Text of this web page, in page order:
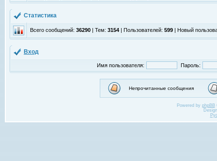
Статистика
Всего сообщений: 36290 | Тем: 3154 | Пользователей: 599 | Новый
Вход
Имя пользователя: Пароль:
Непрочитанные сообщения
Powered by phpBB